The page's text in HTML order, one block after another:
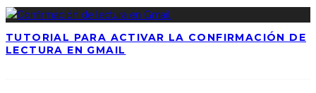
TUTORIAL PARA ACTIVAR LA CONFIRMACIÓN DE
LECTURA EN GMAIL